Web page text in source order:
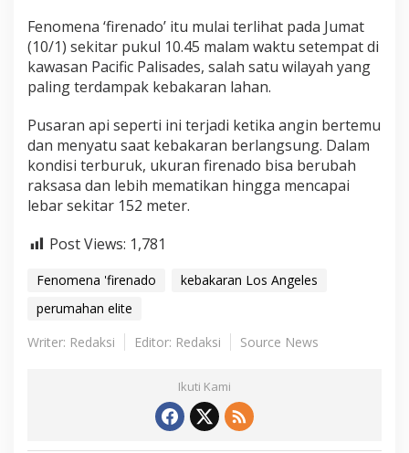
Fenomena ‘firenado’ itu mulai terlihat pada Jumat
(10/1) sekitar pukul 10.45 malam waktu setempat di
kawasan Pacific Palisades, salah satu wilayah yang
paling terdampak kebakaran lahan.
Pusaran api seperti ini terjadi ketika angin bertemu
dan menyatu saat kebakaran berlangsung. Dalam
kondisi terburuk, ukuran firenado bisa berubah
raksasa dan lebih mematikan hingga mencapai
lebar sekitar 152 meter.
Post Views: 1,781
Fenomena 'firenado
kebakaran Los Angeles
perumahan elite
Writer: Redaksi
Editor: Redaksi Source News
Ikuti Kami